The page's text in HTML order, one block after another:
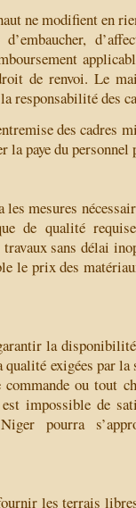
ne modifient en
de renvoi. Le
responsabilité des
des cadres
la paye du
mesures
de qualité
sans délai
le prix des
la disponibilité
exigées par
ou tout
impossible de
pourra
les terrais